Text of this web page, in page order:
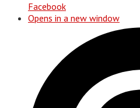
Facebook
Opens in a new window